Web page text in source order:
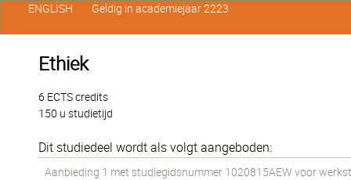
Ethiek
6 ECTS credits
150 u studietijd
Dit studiedeel wordt als volgt aangeboden:
Aanbieding 1 met studiegidsnummer 1020815AEW voor
ENGLISH Geldig in academiejaar 2223